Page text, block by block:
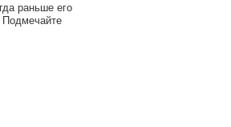
раньше его
Подмечайте